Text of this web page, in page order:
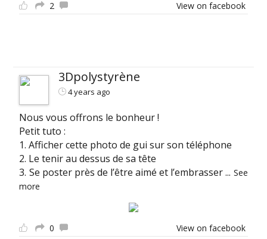
2 View on facebook
3Dpolystyrène
4 years ago
Nous vous offrons le bonheur !
Petit tuto :
1. Afficher cette photo de gui sur son téléphone
2. Le tenir au dessus de sa tête
3. Se poster près de l’être aimé et l’embrasser... See
more
0 View on facebook